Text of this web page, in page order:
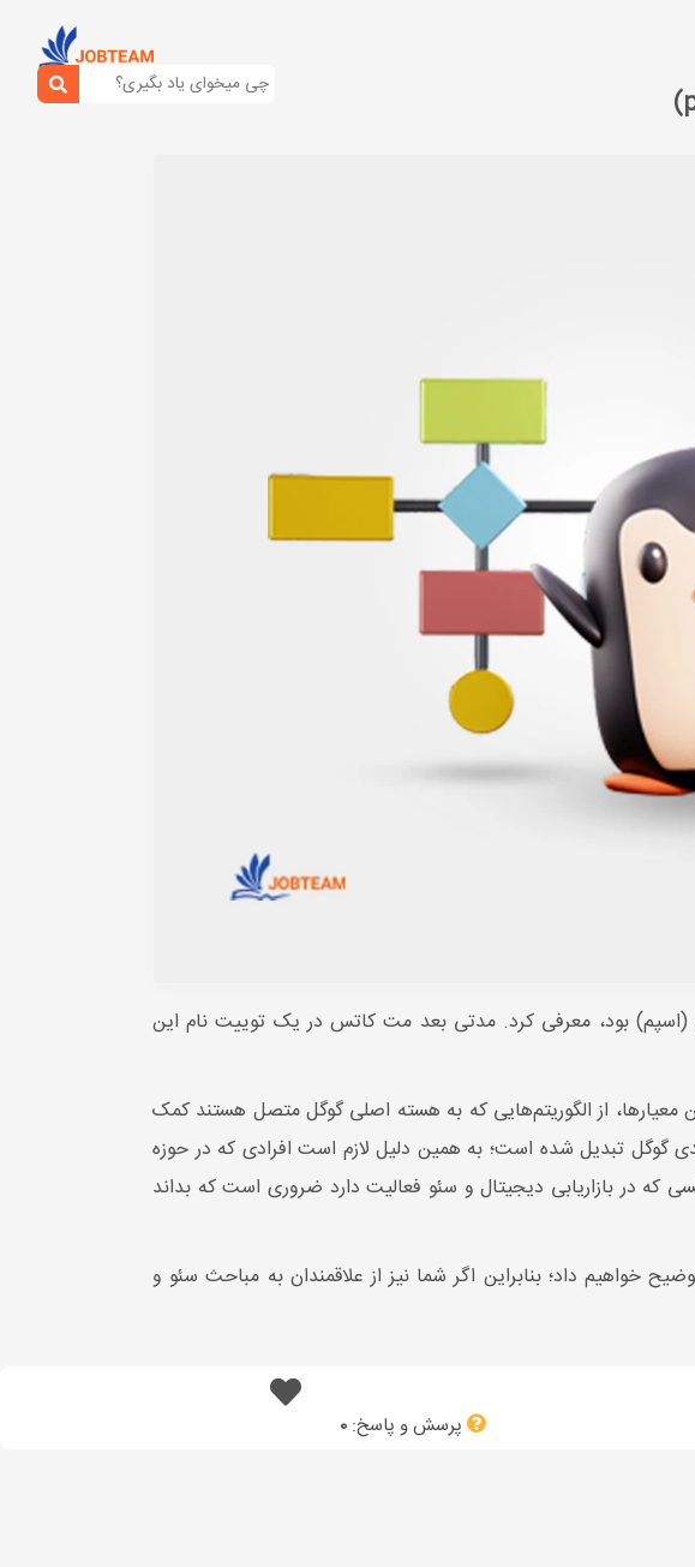
(اسپم) بود، معرفی کرد. مدتی بعد مت کاتس در یک توییت نام این
از الگوریتم‌هایی که به هسته اصلی گوگل متصل هستند کمک
گوگل تبدیل شده است؛ به همین دلیل لازم است افرادی که در حوزه
که در بازاریابی دیجیتال و سئو فعالیت دارد ضروری است که بداند
خواهیم داد؛ بنابراین اگر شما نیز از علاقمندان به مباحث سئو و
پرسش و پاسخ:0